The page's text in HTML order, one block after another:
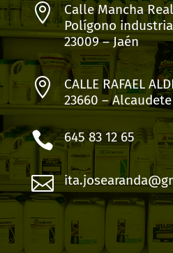

Calle Mancha
Polígono
23009 – Jaén

CALLE RAFAEL
23660 –
 645 83 12 65
